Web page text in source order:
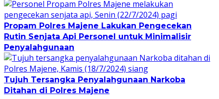
Propam Polres Majene Lakukan Pengecekan
Rutin Senjata Api Personel untuk Minimalisir
Penyalahgunaan
Tujuh Tersangka Penyalahgunaan Narkoba
Ditahan di Polres Majene